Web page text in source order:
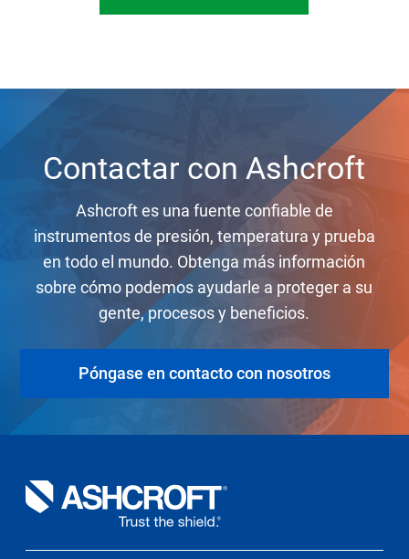
Contactar con Ashcroft
Ashcroft es una fuente confiable de
instrumentos de presión, temperatura y prueba
en todo el mundo. Obtenga más información
sobre cómo podemos ayudarle a proteger a su
gente, procesos y beneficios.
Póngase en contacto con nosotros